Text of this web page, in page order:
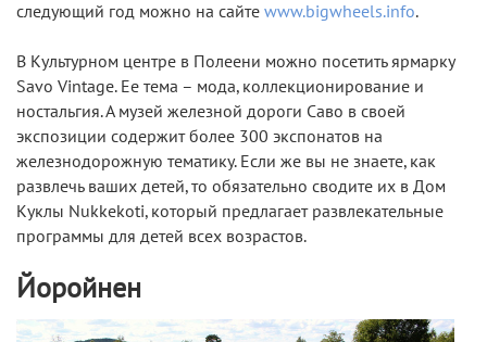
следующий год можно на сайте www.bigwheels.info.
В Культурном центре в Полеени можно посетить ярмарку
Savo Vintage. Ее тема – мода, коллекционирование и
ностальгия. А музей железной дороги Саво в своей
экспозиции содержит более 300 экспонатов на
железнодорожную тематику. Если же вы не знаете, как
развлечь ваших детей, то обязательно сводите их в Дом
Куклы Nukkekoti, который предлагает развлекательные
программы для детей всех возрастов.
Йоройнен